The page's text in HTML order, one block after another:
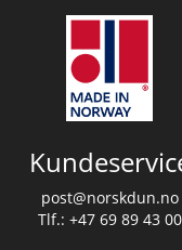
post@norskdun.no
Tlf.: +47 69 89 43 00